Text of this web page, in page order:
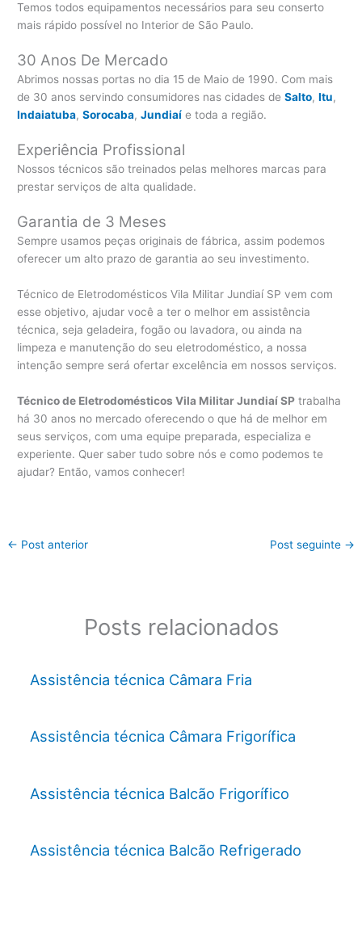
Temos todos equipamentos necessários para seu conserto
mais rápido possível no Interior de São Paulo.
30 Anos De Mercado
Abrimos nossas portas no dia 15 de Maio de 1990. Com mais
de 30 anos servindo consumidores nas cidades deSalto,Itu,
Indaiatuba,Sorocaba,Jundiaí e toda a região.
Experiência Profissional
Nossos técnicos são treinados pelas melhores marcas para
prestar serviços de alta qualidade.
Garantia de 3 Meses
Sempre usamos peças originais de fábrica, assim podemos
oferecer um alto prazo de garantia ao seu investimento.
Técnico de Eletrodomésticos Vila Militar Jundiaí SP vem com
esse objetivo, ajudar você a ter o melhor em assistência
técnica, seja geladeira, fogão ou lavadora, ou ainda na
limpeza e manutenção do seu eletrodoméstico, a nossa
intenção sempre será ofertar excelência em nossos serviços.
Técnico de Eletrodomésticos Vila Militar Jundiaí SP trabalha
há 30 anos no mercado oferecendo o que há de melhor em
seus serviços, com uma equipe preparada, especializa e
experiente. Quer saber tudo sobre nós e como podemos te
ajudar? Então, vamos conhecer!
← Post anterior Post seguinte →
Posts relacionados
Assistência técnica Câmara Fria
Assistência técnica Câmara Frigorífica
Assistência técnica Balcão Frigorífico
Assistência técnica Balcão Refrigerado